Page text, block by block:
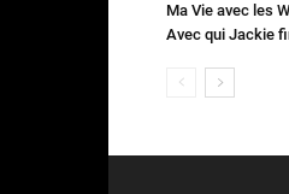
Ma Vie avec les
Avec qui Jackie